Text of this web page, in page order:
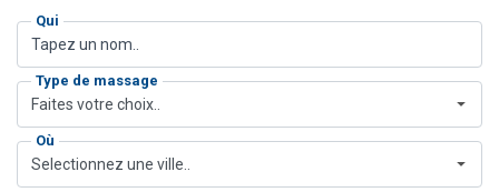
Qui
Type de massage
Faites votre choix..
Où
Selectionnez une ville..